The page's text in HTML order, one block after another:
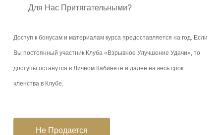
Для Нас Притягательными?
Доступ к бонусам и материалам курса предоставляется на год. Если
Вы постоянный участник Клуба «Взрывное Улучшение Удачи», то
доступы останутся в Личном Кабинете и далее на весь срок
членства в Клубе.
Не Продается